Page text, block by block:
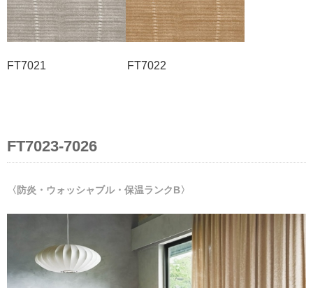
FT7021 FT7022
FT7023-7026
〈防炎・ウォッシャブル・保温ランクB〉